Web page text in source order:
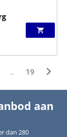
.. 19
aan
dan 280